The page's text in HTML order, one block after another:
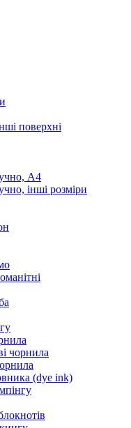
поверхні
А4
інші розміри
чорнила
(dye ink)